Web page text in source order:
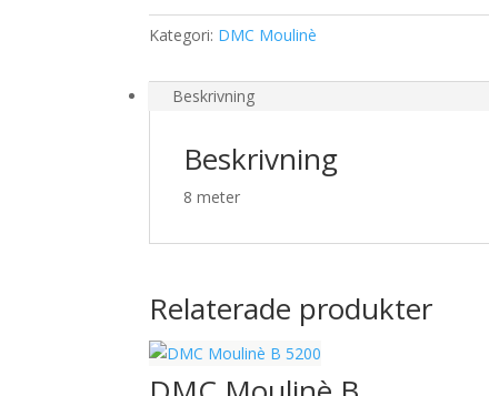
Kategori: DMC Moulinè
Beskrivning
Beskrivning
8 meter
Relaterade produkter